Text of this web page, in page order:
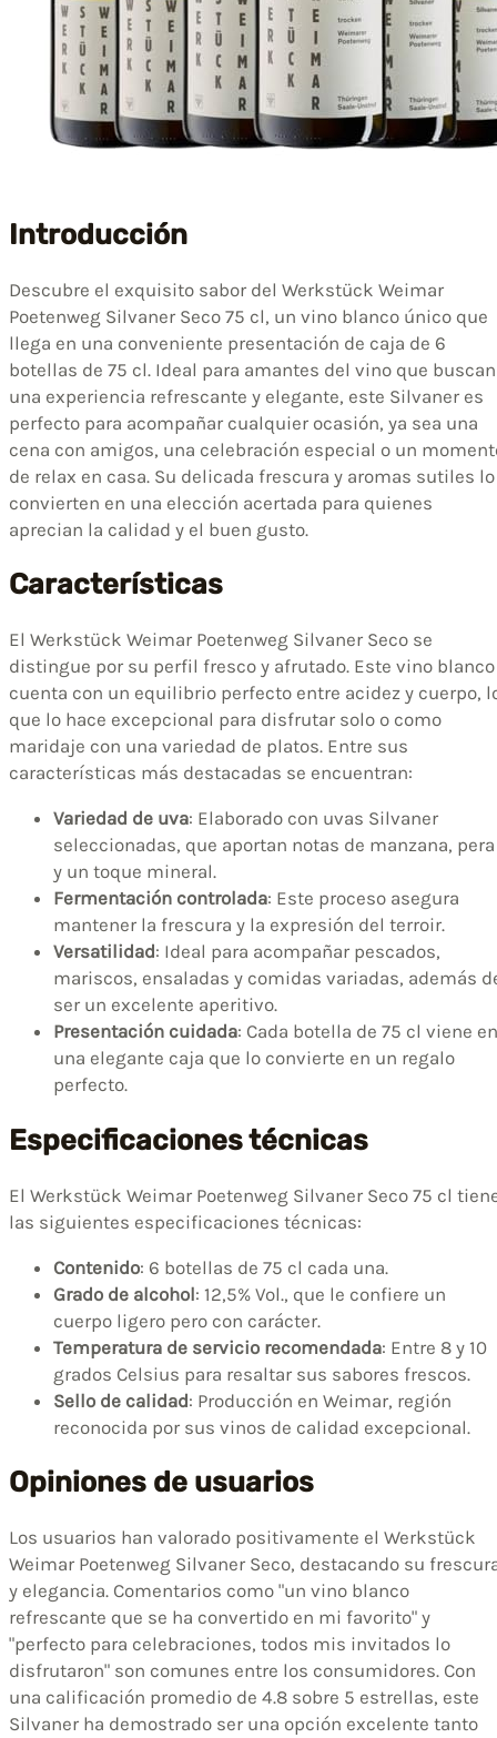
Introducción
Descubre el exquisito sabor del Werkstück Weimar
Poetenweg Silvaner Seco 75 cl, un vino blanco único que
llega en una conveniente presentación de caja de 6
botellas de 75 cl. Ideal para amantes del vino que buscan
una experiencia refrescante y elegante, este Silvaner es
perfecto para acompañar cualquier ocasión, ya sea una
cena con amigos, una celebración especial o un
de relax en casa. Su delicada frescura y aromas sutiles lo
convierten en una elección acertada para quienes
aprecian la calidad y el buen gusto.
Características
El Werkstück Weimar Poetenweg Silvaner Seco se
distingue por su perfil fresco y afrutado. Este vino blanco
cuenta con un equilibrio perfecto entre acidez y cuerpo,
que lo hace excepcional para disfrutar solo o como
maridaje con una variedad de platos. Entre sus
características más destacadas se encuentran:
Variedad de uva: Elaborado con uvas Silvaner
seleccionadas, que aportan notas de manzana, pera
y un toque mineral.
Fermentación controlada: Este proceso asegura
mantener la frescura y la expresión del terroir.
Versatilidad: Ideal para acompañar pescados,
mariscos, ensaladas y comidas variadas, además
ser un excelente aperitivo.
Presentación cuidada: Cada botella de 75 cl viene en
una elegante caja que lo convierte en un regalo
perfecto.
Especificaciones técnicas
El Werkstück Weimar Poetenweg Silvaner Seco 75 cl
las siguientes especificaciones técnicas:
Contenido: 6 botellas de 75 cl cada una.
Grado de alcohol: 12,5% Vol., que le confiere un
cuerpo ligero pero con carácter.
Temperatura de servicio recomendada: Entre 8 y 10
grados Celsius para resaltar sus sabores frescos.
Sello de calidad: Producción en Weimar, región
reconocida por sus vinos de calidad excepcional.
Opiniones de usuarios
Los usuarios han valorado positivamente el Werkstück
Weimar Poetenweg Silvaner Seco, destacando su
y elegancia. Comentarios como "un vino blanco
refrescante que se ha convertido en mi favorito" y
"perfecto para celebraciones, todos mis invitados lo
disfrutaron" son comunes entre los consumidores. Con
una calificación promedio de 4.8 sobre 5 estrellas, este
Silvaner ha demostrado ser una opción excelente tanto